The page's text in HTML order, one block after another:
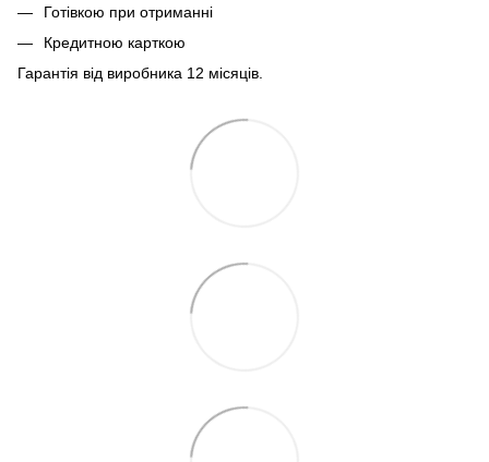
Готівкою при отриманні
Кредитною карткою
Гарантія від виробника 12 місяців.